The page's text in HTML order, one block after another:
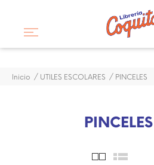
Inicio UTILES ESCOLARES PINCELES